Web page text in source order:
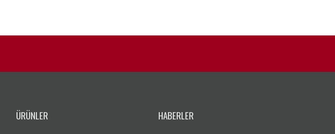
ÜRÜNLER HABERLER